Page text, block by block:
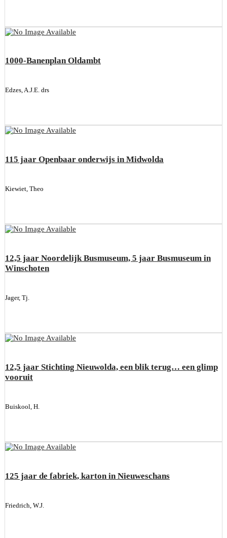
1000-Banenplan Oldambt
Edzes, A.J.E. drs
115 jaar Openbaar onderwijs in Midwolda
Kiewiet, Theo
12,5 jaar Noordelijk Busmuseum, 5 jaar Busmuseum in
Winschoten
Jager, Tj.
12,5 jaar Stichting Nieuwolda, een blik terug… een glimp
vooruit
Buiskool, H.
125 jaar de fabriek, karton in Nieuweschans
Friedrich, W.J.